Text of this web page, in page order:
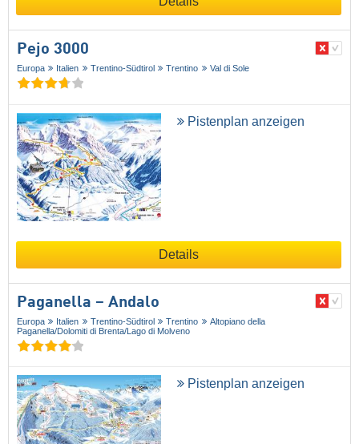
Pejo 3000
Europa Italien Trentino-Südtirol Trentino Val di Sole
Pistenplan anzeigen
Details
Paganella – Andalo
Europa Italien Trentino-Südtirol Trentino
Altopiano della
Paganella/​Dolomiti di Brenta/​Lago di Molveno
Pistenplan anzeigen